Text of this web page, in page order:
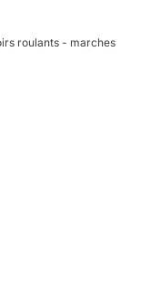
roulants - marches